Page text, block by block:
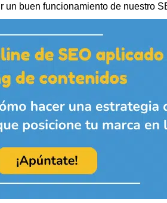
un buen funcionamiento de nuestro